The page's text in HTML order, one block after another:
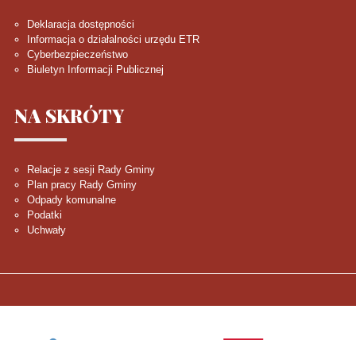
Deklaracja dostępności
Informacja o działalności urzędu ETR
Cyberbezpieczeństwo
Biuletyn Informacji Publicznej
NA SKRÓTY
Relacje z sesji Rady Gminy
Plan pracy Rady Gminy
Odpady komunalne
Podatki
Uchwały